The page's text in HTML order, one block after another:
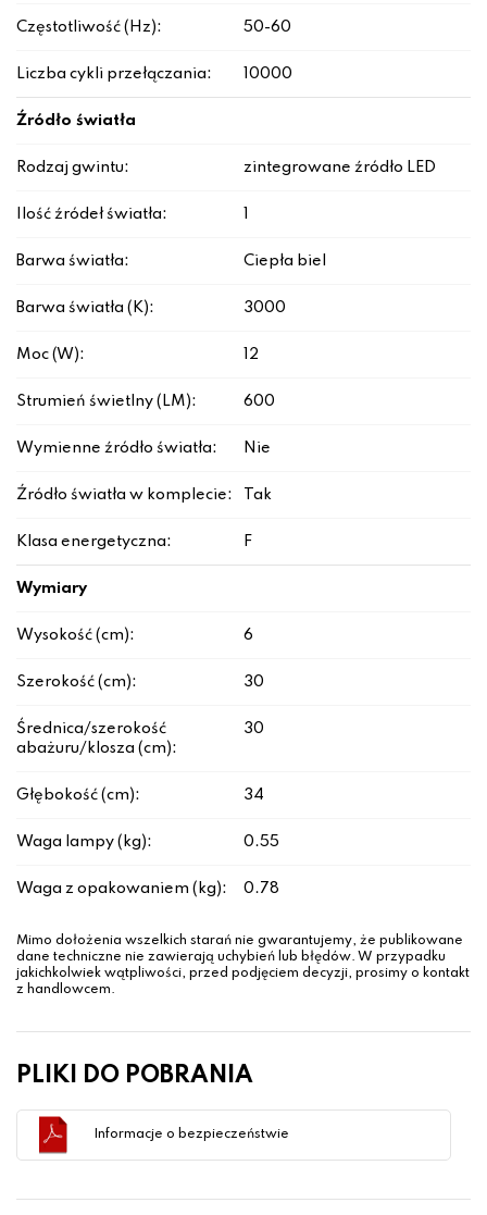
Częstotliwość (Hz): 50-60
Liczba cykli przełączania: 10000
Źródło światła
Rodzaj gwintu: zintegrowane źródło LED
Ilość źródeł światła:
Barwa światła: Ciepła biel
Barwa światła (K): 3000
Moc (W): 12
Strumień świetlny (LM): 600
Wymienne źródło światła: Nie
Źródło światła w komplecie: Tak
Klasa energetyczna: F
Wymiary
Wysokość (cm): 6
Szerokość (cm): 30
Średnica/szerokość
abażuru/klosza (cm):
30
Głębokość (cm): 34
Waga lampy (kg): 0.55
Waga z opakowaniem (kg): 0.78
Mimo dołożenia wszelkich starań nie gwarantujemy, że publikowane
dane techniczne nie zawierają uchybień lub błędów. W przypadku
jakichkolwiek wątpliwości, przed podjęciem decyzji, prosimy o kontakt
z handlowcem.
PLIKI DO POBRANIA
Informacje o bezpieczeństwie